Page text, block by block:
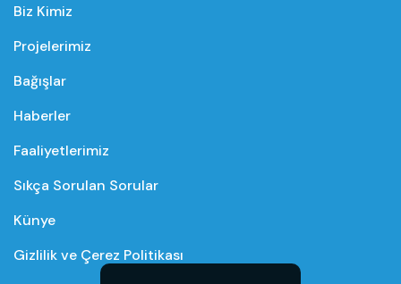
Biz Kimiz
Projelerimiz
Bağışlar
Haberler
Faaliyetlerimiz
Sıkça Sorulan Sorular
Künye
Gizlilik ve Çerez Politikası